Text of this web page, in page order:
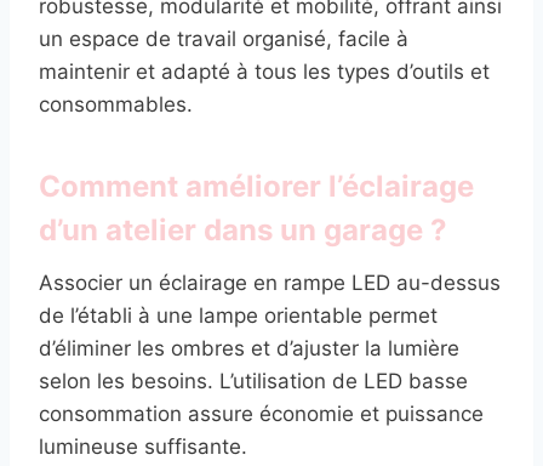
robustesse, modularité et mobilité, offrant ainsi
un espace de travail organisé, facile à
maintenir et adapté à tous les types d’outils et
consommables.
Comment améliorer l’éclairage
d’un atelier dans un garage ?
Associer un éclairage en rampe LED au-dessus
de l’établi à une lampe orientable permet
d’éliminer les ombres et d’ajuster la lumière
selon les besoins. L’utilisation de LED basse
consommation assure économie et puissance
lumineuse suffisante.